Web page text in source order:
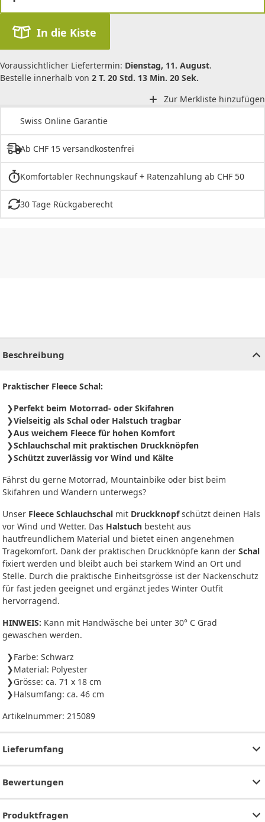
In die Kiste
Voraussichtlicher Liefertermin: Dienstag, 11. August.
Bestelle innerhalb von 2 T. 20 Std. 13 Min. 20 Sek.
Zur Merkliste hinzufügen
Swiss Online Garantie
Ab CHF 15 versandkostenfrei
Komfortabler Rechnungskauf + Ratenzahlung ab CHF 50
30 Tage Rückgaberecht
Beschreibung
Praktischer Fleece Schal:
Perfekt beim Motorrad- oder Skifahren
Vielseitig als Schal oder Halstuch tragbar
Aus weichem Fleece für hohen Komfort
Schlauchschal mit praktischen Druckknöpfen
Schützt zuverlässig vor Wind und Kälte
Fährst du gerne Motorrad, Mountainbike oder bist beim
Skifahren und Wandern unterwegs?
Unser Fleece Schlauchschal mit Druckknopfschützt deinen Hals
vor Wind und Wetter. Das Halstuch besteht aus
hautfreundlichem Material und bietet einen angenehmen
Tragekomfort. Dank der praktischen Druckknöpfe kann der Schal
fixiert werden und bleibt auch bei starkem Wind an Ort und
Stelle. Durch die praktische Einheitsgrösse ist der Nackenschutz
für fast jeden geeignet und ergänzt jedes Winter Outfit
hervorragend.
HINWEIS: Kann mit Handwäsche bei unter 30° C Grad
gewaschen werden.
Farbe: Schwarz
Material: Polyester
Grösse: ca. 71 x 18 cm
Halsumfang: ca. 46 cm
Artikelnummer: 215089
Lieferumfang
Bewertungen
Produktfragen